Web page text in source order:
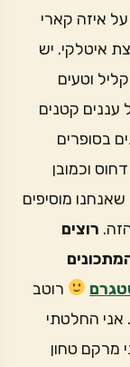
איזה קארי
איטלקי. יש
וטעים
עננים קטנים
בסופרים
וכמובן
מוסיפים
רוצים
רוטב
אני החלטתי
מרקם טחון